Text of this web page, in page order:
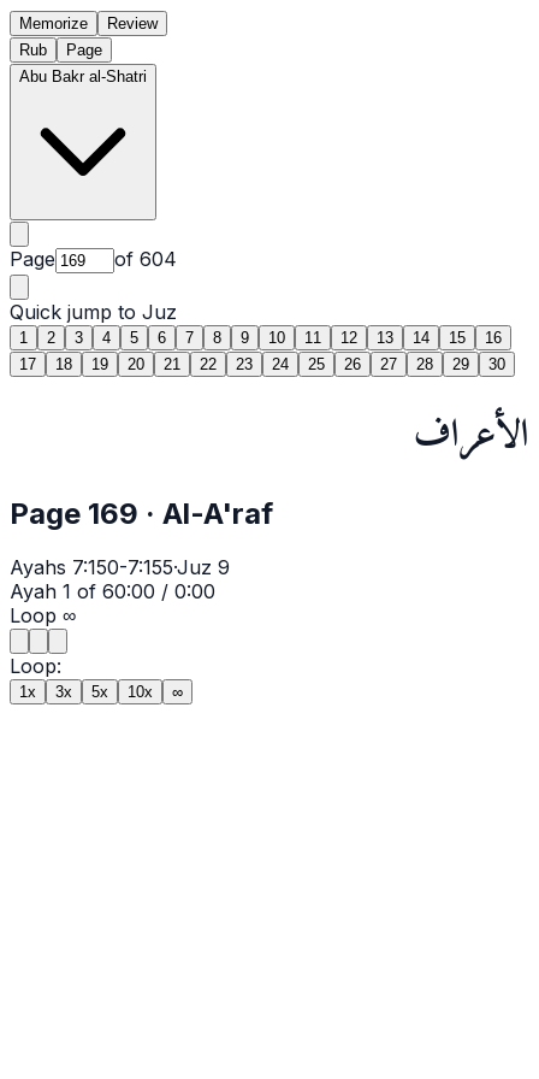
Memorize
Review
Rub
Page
Abu Bakr al-Shatri
Page of 604
Quick jump to Juz
1 2 3 4 5 6 7 8 9 10 11 12 13 14 15
16
17
18 19 20 21 22 23 24 25 26 27 28 29 30
الأعراف
Page 169 · Al-A'raf
Ayahs 7:150-7:155·Juz 9
Ayah 1 of 60:00 / 0:00
Loop ∞
Loop:
1x 3x 5x 10x ∞